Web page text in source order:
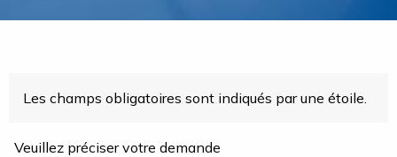
Les champs obligatoires sont indiqués par une étoile.
Veuillez préciser votre demande